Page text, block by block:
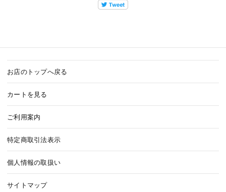
お店のトップへ戻る
カートを見る
ご利用案内
特定商取引法表示
個人情報の取扱い
サイトマップ